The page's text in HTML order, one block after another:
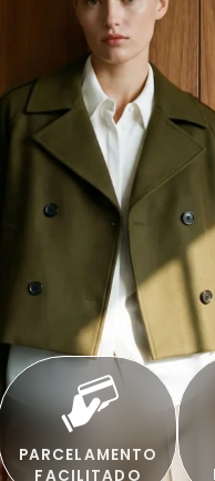
PARCELAMENTO
FACILITADO